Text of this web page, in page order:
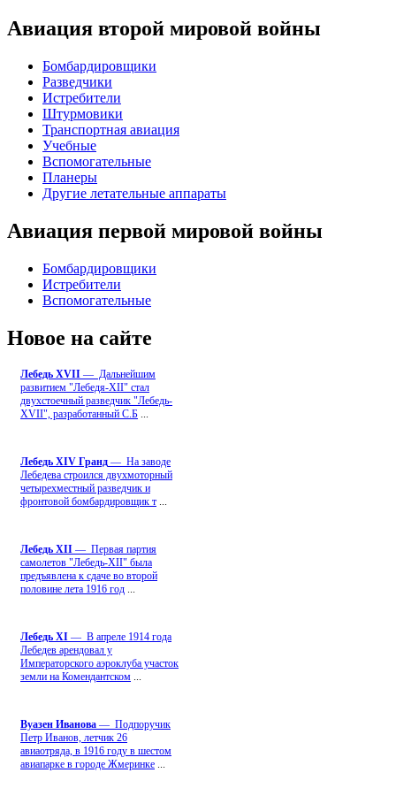
Авиация второй мировой войны
Бомбардировщики
Разведчики
Истребители
Штурмовики
Транспортная авиация
Учебные
Вспомогательные
Планеры
Другие летательные аппараты
Авиация первой мировой войны
Бомбардировщики
Истребители
Вспомогательные
Новое на сайте
Лебедь ХVII — Дальнейшим
развитием "Лебедя-ХII" стал
двухстоечный разведчик "Лебедь-
XVII", разработанный С.Б
Лебедь ХIV Гранд — На заводе
Лебедева строился двухмоторный
четырехместный разведчик и
фронтовой бомбардировщик т
Лебедь ХII — Первая партия
самолетов "Лебедь-ХII" была
предъявлена к сдаче во второй
половине лета 1916 год
Лебедь ХI — В апреле 1914 года
Лебедев арендовал у
Императорского аэроклуба участок
земли на Комендантском
Вуазен Иванова — Подпоручик
Петр Иванов, летчик 26
авиаотряда, в 1916 году в шестом
авиапарке в городе Жмеринке